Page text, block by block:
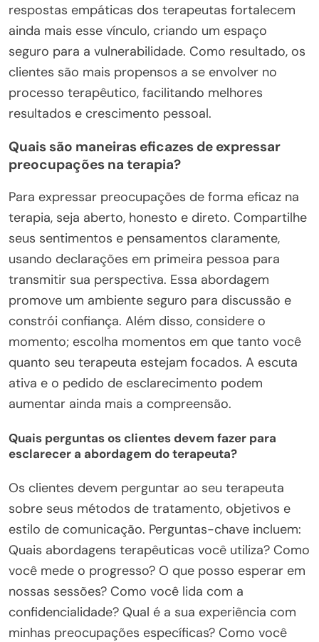
respostas empáticas dos terapeutas fortalecem
ainda mais esse vínculo, criando um espaço
seguro para a vulnerabilidade. Como resultado, os
clientes são mais propensos a se envolver no
processo terapêutico, facilitando melhores
resultados e crescimento pessoal.
Quais são maneiras eficazes de expressar
preocupações na terapia?
Para expressar preocupações de forma eficaz na
terapia, seja aberto, honesto e direto. Compartilhe
seus sentimentos e pensamentos claramente,
usando declarações em primeira pessoa para
transmitir sua perspectiva. Essa abordagem
promove um ambiente seguro para discussão e
constrói confiança. Além disso, considere o
momento; escolha momentos em que tanto você
quanto seu terapeuta estejam focados. A escuta
ativa e o pedido de esclarecimento podem
aumentar ainda mais a compreensão.
Quais perguntas os clientes devem fazer para
esclarecer a abordagem do terapeuta?
Os clientes devem perguntar ao seu terapeuta
sobre seus métodos de tratamento, objetivos e
estilo de comunicação. Perguntas-chave incluem:
Quais abordagens terapêuticas você utiliza? Como
você mede o progresso? O que posso esperar em
nossas sessões? Como você lida com a
confidencialidade? Qual é a sua experiência com
minhas preocupações específicas? Como você